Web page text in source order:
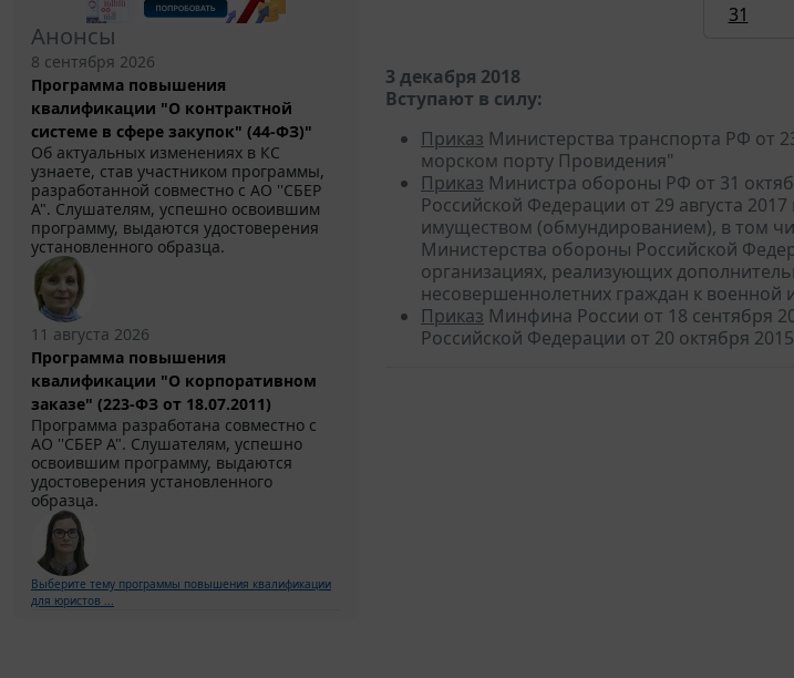
Анонсы
8 сентября 2026
Программа повышения
квалификации "О контрактной
системе в сфере закупок" (44-ФЗ)"
Об актуальных изменениях в КС
узнаете, став участником программы,
разработанной совместно с АО ''СБЕР
А". Слушателям, успешно освоившим
программу, выдаются удостоверения
установленного образца.
11 августа 2026
Программа повышения
квалификации "О корпоративном
заказе" (223-ФЗ от 18.07.2011)
Программа разработана совместно с
АО ''СБЕР А". Слушателям, успешно
освоившим программу, выдаются
удостоверения установленного
образца.
Выберите тему программы повышения квалификации
для юристов ...
31
3 декабря 2018
Вступают в силу:
Приказ Министерства транспорта РФ от
морском порту Провидения"
Приказ Министра обороны РФ от 31
Российской Федерации от 29 августа
имуществом (обмундированием), в том
Министерства обороны Российской
организациях, реализующих
несовершеннолетних граждан к военной
Приказ Минфина России от 18 сентября
Российской Федерации от 20 октября